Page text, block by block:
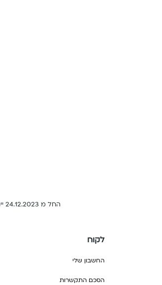
החל מ 24.12.2023 יינתנו שירותי גולן (גולן טלקום וגולן בינלאומי) על בסיס רשיונותיהן של סלקום ישראל בע"מ וסלקום תקשורת קווית ש.מ. לפרטים נוספים
לקוח
החשבון שלי
הסכם התקשרות